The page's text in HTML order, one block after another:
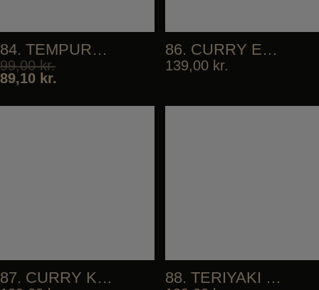
84. TEMPURA VEGETABLES
99,00kr.
89,10 kr.
86. CURRY EBI FRY
139,00 kr.
87. CURRY KARAAGE 88. TERIYAKI CHICKEN DON